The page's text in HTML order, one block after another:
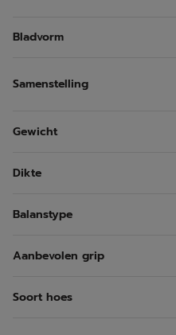
Bladvorm
Samenstelling
Gewicht
Dikte
Balanstype
Aanbevolen grip
Soort hoes